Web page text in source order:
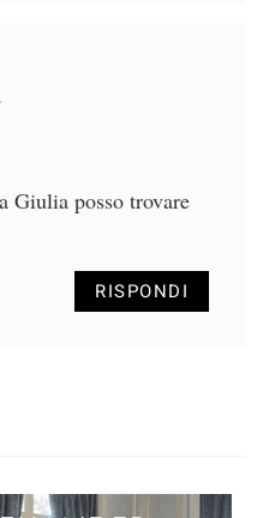
Giulia posso trovare
RISPONDI